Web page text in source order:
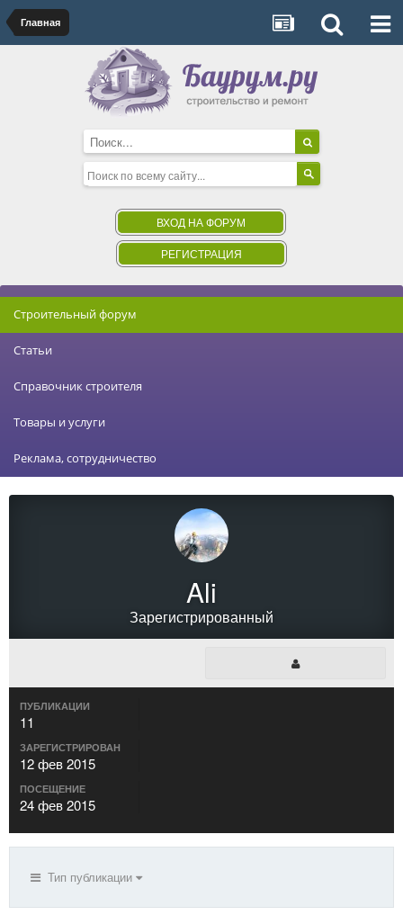
Главная
ВХОД НА ФОРУМ
РЕГИСТРАЦИЯ
Строительный форум
Статьи
Справочник строителя
Товары и услуги
Реклама, сотрудничество
Ali
Зарегистрированный
ПУБЛИКАЦИИ
11
ЗАРЕГИСТРИРОВАН
12 фев 2015
ПОСЕЩЕНИЕ
24 фев 2015
Тип публикации